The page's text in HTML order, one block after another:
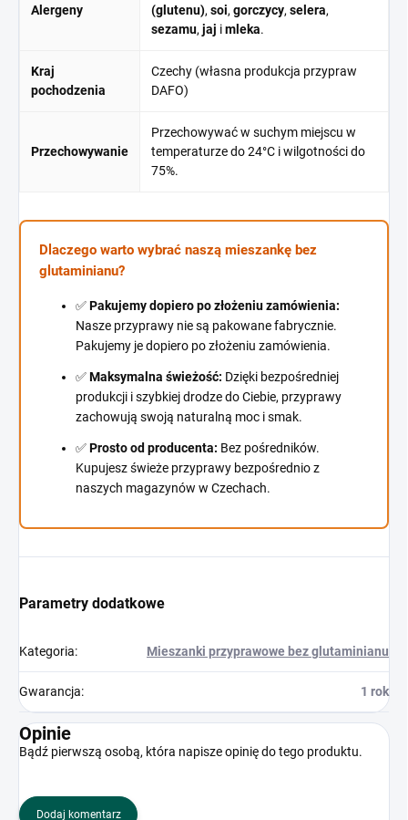
Alergeny
(glutenu), soi, gorczycy, selera,
sezamu, jaj imleka.
Kraj
pochodzenia
Czechy (własna produkcja przypraw
DAFO)
Przechowywanie
Przechowywać w suchym miejscu w
temperaturze do 24°C i wilgotności do
75%.
Dlaczego warto wybrać naszą mieszankę bez
glutaminianu?
✅Pakujemy dopiero po złożeniu zamówienia:
Nasze przyprawy nie są pakowane fabrycznie.
Pakujemy je dopiero po złożeniu zamówienia.
✅Maksymalna świeżość: Dzięki bezpośredniej
produkcji i szybkiej drodze do Ciebie, przyprawy
zachowują swoją naturalną moc i smak.
✅Prosto od producenta: Bez pośredników.
Kupujesz świeże przyprawy bezpośrednio z
naszych magazynów w Czechach.
Parametry dodatkowe
Kategoria: Mieszanki przyprawowe bez glutaminianu
Gwarancja: 1 rok
Opinie
Bądź pierwszą osobą, która napisze opinię do tego produktu.
Dodaj komentarz